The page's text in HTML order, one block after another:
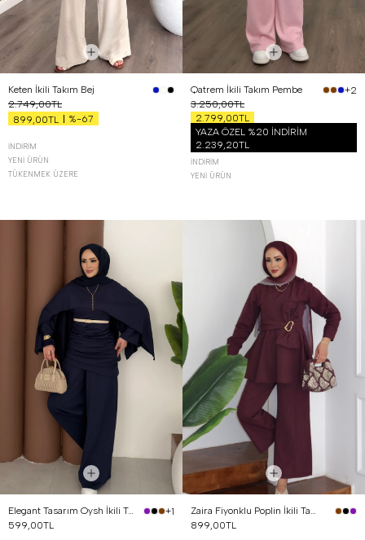
Keten İkili Takım Bej
2.749,00TL
899,00TL
%-67
İNDIRIM
YENI ÜRÜN
TÜKENMEK ÜZERE
Qatrem İkili Takım Pembe
+2
3.250,00TL
2.799,00TL
YAZA ÖZEL %20 İNDİRİM
2.239,20TL
İNDIRIM
YENI ÜRÜN
Elegant Tasarım Oysh İkili Takım Lacivert
+1
599,00TL
Zaira Fiyonklu Poplin İkili Takım Mürdüm
899,00TL